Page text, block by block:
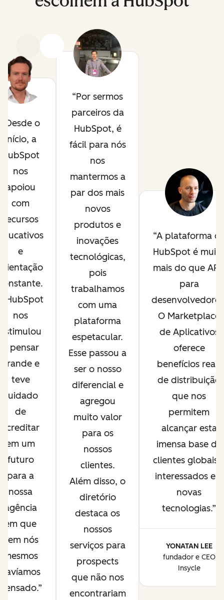
Avançar
Desde o
início, a
HubSpot
nos
apoiou
com
recursos
e
HubSpot
nos
estimulou
a pensar
grande e
teve
cuidado
de
acreditar
em um
futuro
para a
nossa
agência
em que
nem nós
mesmos
havíamos
Por sermos
parceiros da
HubSpot, é
fácil para nós
nos
mantermos a
par dos mais
novos
produtos e
inovações
tecnológicas,
pois
trabalhamos
com uma
plataforma
espetacular.
Esse passou a
ser o nosso
diferencial e
agregou
muito valor
para os
nossos
clientes.
Além disso, o
diretório
destaca os
nossos
serviços para
prospects
que não nos
encontrariam
A plataforma
HubSpot é
mais do que
para
O Marketplace
de Aplicativos
oferece
benefícios reais
de distribuição
que nos
permitem
alcançar esta
imensa base de
clientes globais
interessados em
novas
tecnologias.
YONATAN LEE
fundador e CEO
Insycle